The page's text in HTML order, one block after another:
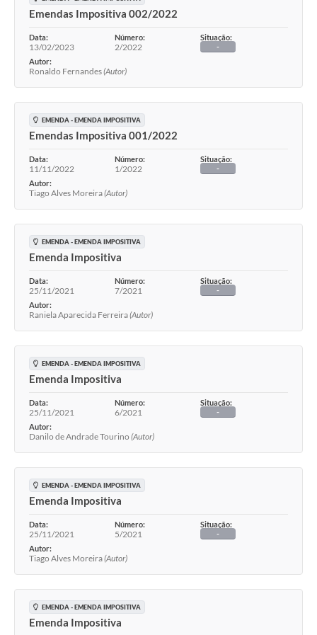
Emendas Impositiva 002/2022
Data:
13/02/2023
Número:
2/2022
Situação:
-
Autor:
Ronaldo Fernandes(Autor)
EMENDA - EMENDA IMPOSITIVA
Emendas Impositiva 001/2022
Data:
11/11/2022
Número:
1/2022
Situação:
-
Autor:
Tiago Alves Moreira(Autor)
EMENDA - EMENDA IMPOSITIVA
Emenda Impositiva
Data:
25/11/2021
Número:
7/2021
Situação:
-
Autor:
Raniela Aparecida Ferreira(Autor)
EMENDA - EMENDA IMPOSITIVA
Emenda Impositiva
Data:
25/11/2021
Número:
6/2021
Situação:
-
Autor:
Danilo de Andrade Tourino (Autor)
EMENDA - EMENDA IMPOSITIVA
Emenda Impositiva
Data:
25/11/2021
Número:
5/2021
Situação:
-
Autor:
Tiago Alves Moreira(Autor)
EMENDA - EMENDA IMPOSITIVA
Emenda Impositiva